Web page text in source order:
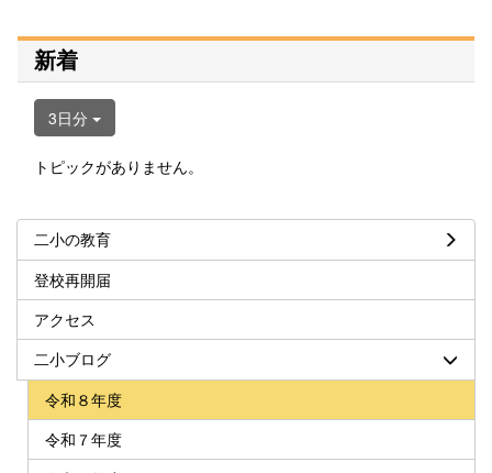
新着
3日分
トピックがありません。
二小の教育
登校再開届
アクセス
二小ブログ
令和８年度
令和７年度